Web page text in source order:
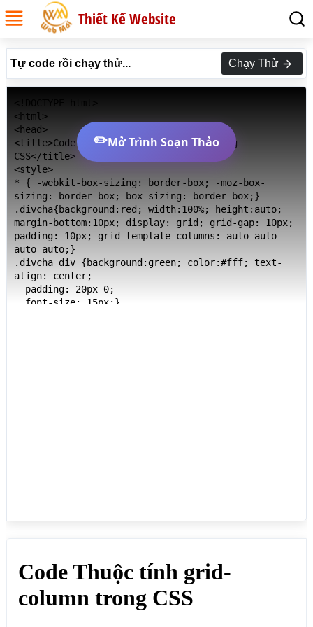
Thiết Kế Website
Tự code rồi chạy thử... Chạy Thử
<html>
<head>
<title>Code Thuộc tính grid-column trong
CSS</title>
<style>
* { -webkit-box-sizing: border-box; -moz-box-
sizing: border-box; box-sizing: border-box;}
.divcha{background:red; width:100%; height:auto;
margin-bottom:10px; display: grid; grid-gap: 10px;
padding: 10px; grid-template-columns: auto auto
auto auto;}
.divcha div {background:green; color:#fff; text-
align: center;
    <div>4</div>
    <div>5</div>
    <div>6</div>
    <div>7</div>
✏️Mở Trình Soạn Thảo